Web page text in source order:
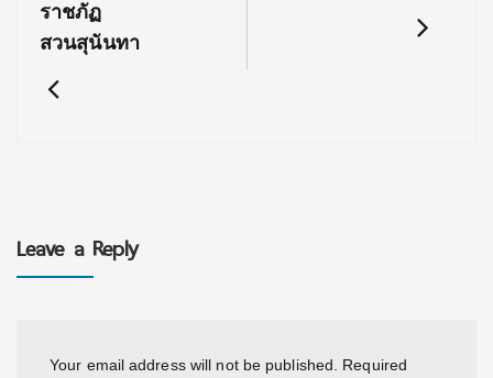
ราชภัฏ
สวนสุนันทา
Leave a Reply
Your email address will not be published.
Required